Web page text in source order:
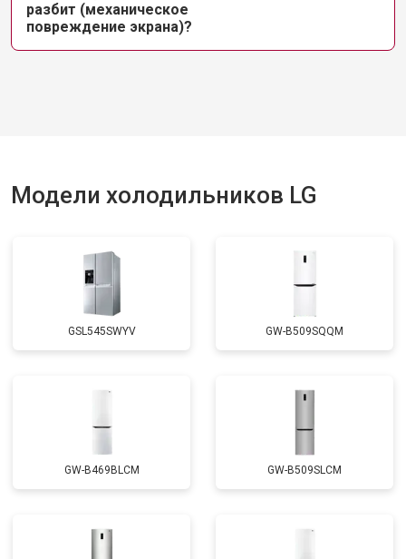
разбит (механическое
повреждение экрана)?
Модели холодильников LG
GSL545SWYV GW-B509SQQM
GW-B469BLCM GW-B509SLCM